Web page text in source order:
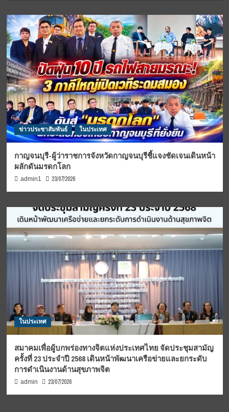
ข่าวประชาสัมพันธ์ ในประเทศ
กาญจนบุรี-ผู้ว่าราชการจังหวัดกาญจนบุรีชี้แจงชัดเจนเดินหน้า
ผลักดันมรดกโลก
admin1 23/07/2026
ในประเทศ
สมาคมเพื่อผู้บกพร่องทางจิตแห่งประเทศไทย จัดประชุมสามัญ
ครั้งที่ 23 ประจำปี 2568 เดินหน้าพัฒนาเครือข่ายและยกระดับ
การดำเนินงานด้านสุขภาพจิต
admin 23/07/2026